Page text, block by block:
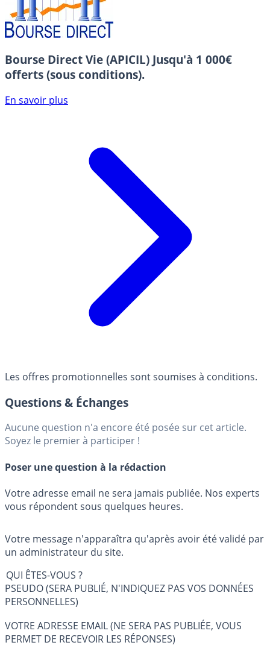
Bourse Direct Vie (APICIL) Jusqu'à 1 000€
offerts (sous conditions).
En savoir plus
Les offres promotionnelles sont soumises à conditions.
Questions & Échanges
Aucune question n'a encore été posée sur cet article.
Soyez le premier à participer !
Poser une question à la rédaction
Votre adresse email ne sera jamais publiée. Nos experts
vous répondent sous quelques heures.
Votre message n'apparaîtra qu'après avoir été validé par
un administrateur du site.
QUI ÊTES-VOUS ?
PSEUDO (SERA PUBLIÉ, N'INDIQUEZ PAS VOS DONNÉES
PERSONNELLES)
VOTRE ADRESSE EMAIL (NE SERA PAS PUBLIÉE, VOUS
PERMET DE RECEVOIR LES RÉPONSES)